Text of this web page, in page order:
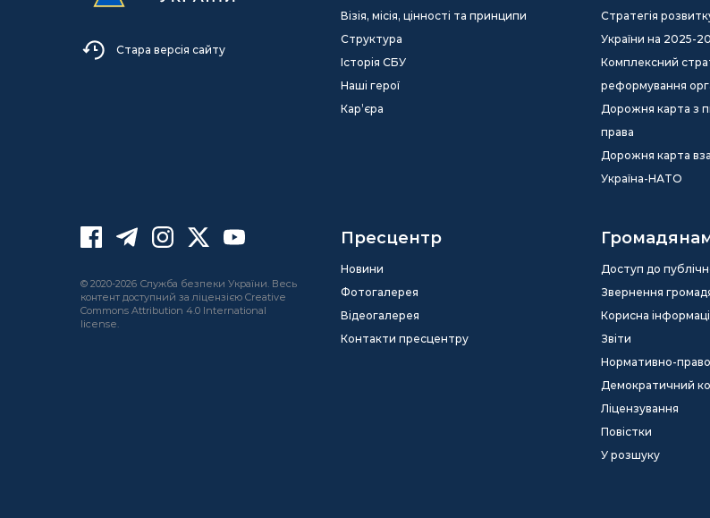
Стара версія сайту
Візія, місія, цінності та принципи
Структура
Історія СБУ
Наші герої
Кар’єра
Стратегія
України на 2025-
Комплексний
реформування
Дорожня карта з
права
Дорожня карта
Україна-НАТО
Пресцентр
Новини
Фотогалерея
Відеогалерея
Контакти пресцентру
Доступ до
Звернення
Корисна
Звіти
Нормативно-
Демократичний
Ліцензування
Повістки
У розшуку
© 2020-2026 Служба безпеки України. Весь
контент доступний за ліцензією Creative
Commons Attribution 4.0 International
license.